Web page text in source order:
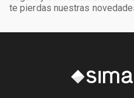
te pierdas nuestras